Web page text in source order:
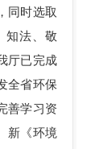
同时选取
知法、敬
厅已完成
全省环保
善学习资
新《环境